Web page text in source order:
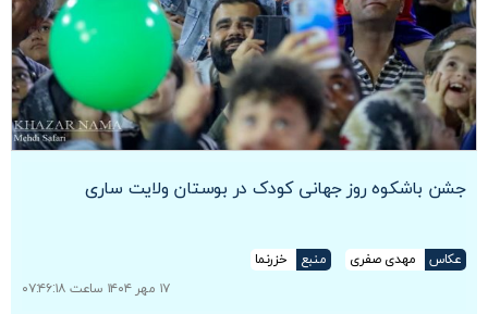
جشن باشکوه روز جهانی کودک در بوستان ولایت ساری
عکاس مهدی صفری منبع
خزرنما
۱۷ مهر ۱۴۰۴ ساعت ۰۷:۴۶:۱۸